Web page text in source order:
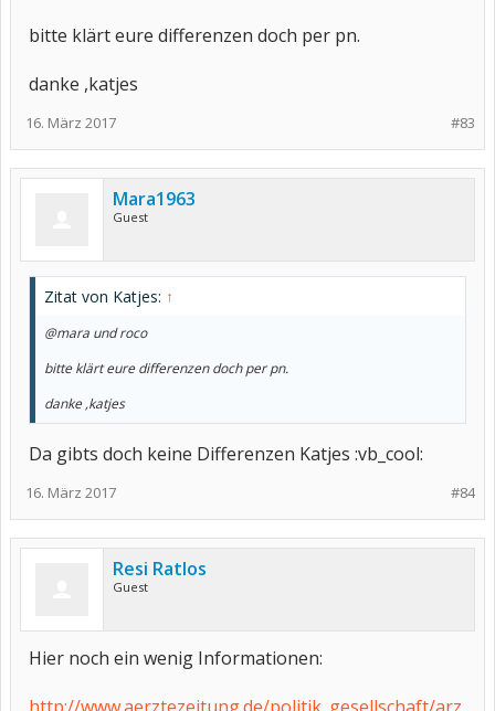
bitte klärt eure differenzen doch per pn.
danke ,katjes
#83
16. März 2017
Mara1963
Guest
Zitat von Katjes: ↑
@mara und roco
bitte klärt eure differenzen doch per pn.
danke ,katjes
Da gibts doch keine Differenzen Katjes :vb_cool:
#84
16. März 2017
Resi Ratlos
Guest
Hier noch ein wenig Informationen: